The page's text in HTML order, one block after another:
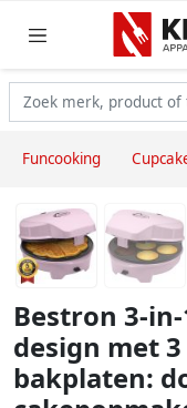
Funcooking
Bestron 3-
design met
bakplaten: